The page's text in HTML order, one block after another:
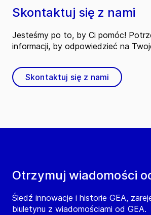
Otrzymuj wiadomości
Śledź innowacje i historie GEA,
biuletynu z wiadomościami od GEA.
Skontaktuj się z nami
Jesteśmy po to, by Ci pomóc!
informacji, by odpowiedzieć na
Skontaktuj się z nami